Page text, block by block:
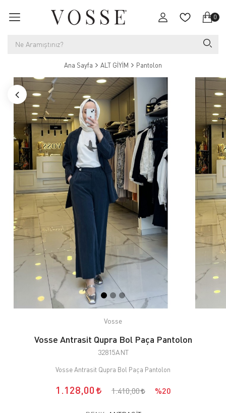
0
Ana Sayfa ALT GİYİM Pantolon
Vosse
Vosse Antrasit Qupra Bol Paça Pantolon
32815ANT
Vosse Antrasit Qupra Bol Paça Pantolon
1.128,00 1.410,00 %20